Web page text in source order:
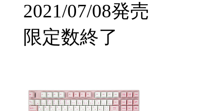
2021/07/08発売
限定数終了